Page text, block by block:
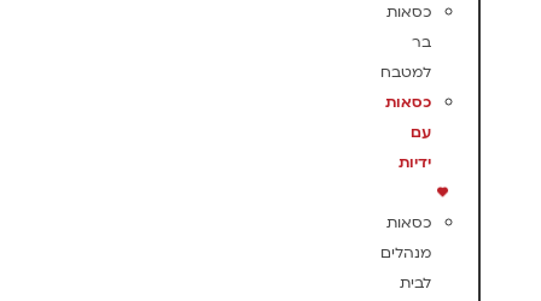
כסאות
בר
למטבח
כסאות
עם
ידיות
כסאות
מנהלים
לבית